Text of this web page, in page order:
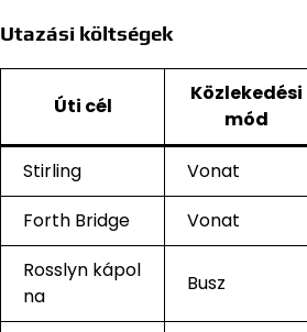
Utazási költségek
Úti cél
Közlekedési
mód
Stirling Vonat
Forth Bridge
Vonat
Rosslyn kápol
na
Busz